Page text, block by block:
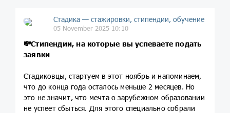
Стадика — стажировки, стипендии, обучение
05 November 2025 10:10
💸Стипендии, на которые вы успеваете подать
заявки
Стадиковцы, стартуем в этот ноябрь и напоминаем,
что до конца года осталось меньше 2 месяцев. Но
это не значит, что мечта о зарубежном образовании
не успеет сбыться. Для этого специально собрали